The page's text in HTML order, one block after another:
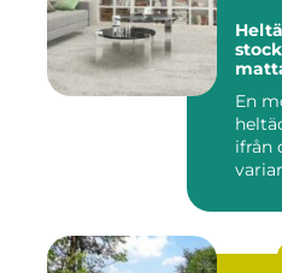
stockholm
En
ifrån